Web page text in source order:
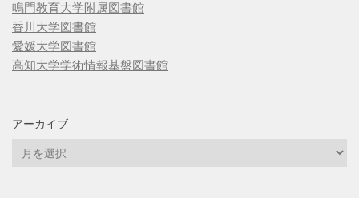
鳴門教育大学附属図書館
香川大学図書館
愛媛大学図書館
高知大学学術情報基盤図書館
アーカイブ